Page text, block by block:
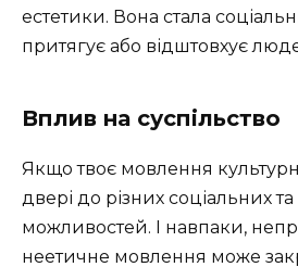
естетики. Вона стала
притягує або відштовхує
Вплив на суспільство
Якщо твоє мовлення
двері до різних соціальних
можливостей. І навпаки,
неетичне мовлення може